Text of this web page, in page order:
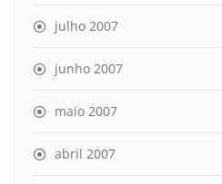
julho 2007
junho 2007
maio 2007
abril 2007